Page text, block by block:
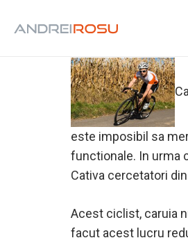
mai mult.
este imposibil sa
functionale. In urma
Cativa cercetatori
Acest ciclist, caruia
facut acest lucru